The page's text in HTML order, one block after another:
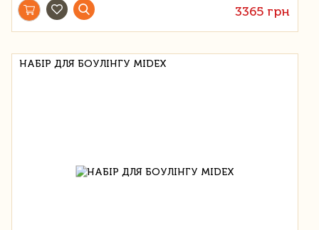
3365 грн
НАБІР ДЛЯ БОУЛІНГУ MIDEX